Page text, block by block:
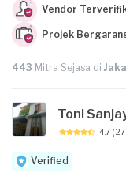
Vendor
Projek
443 Mitra Sejasa di
Toni
4.7 (
Verified